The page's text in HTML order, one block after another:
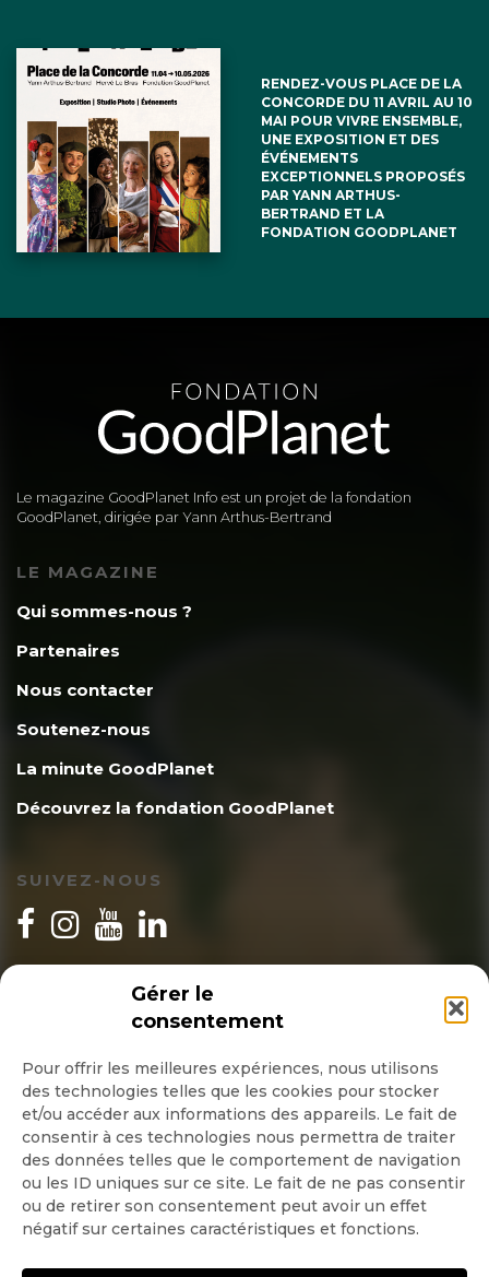
Gérer le
consentement
Pour offrir les meilleures expériences, nous utilisons
des technologies telles que les cookies pour stocker
et/ou accéder aux informations des appareils. Le fait de
consentir à ces technologies nous permettra de traiter
des données telles que le comportement de navigation
ou les ID uniques sur ce site. Le fait de ne pas consentir
ou de retirer son consentement peut avoir un effet
négatif sur certaines caractéristiques et fonctions.
RENDEZ-VOUS PLACE DE LA
CONCORDE DU 11 AVRIL AU 10
MAI POUR VIVRE ENSEMBLE,
UNE EXPOSITION ET DES
ÉVÉNEMENTS
EXCEPTIONNELS PROPOSÉS
PAR YANN ARTHUS-
BERTRAND ET LA
FONDATION GOODPLANET
Le magazine GoodPlanet Info est un projet de la fondation
GoodPlanet, dirigée par Yann Arthus-Bertrand
LE MAGAZINE
Qui sommes-nous ?
Partenaires
Nous contacter
Soutenez-nous
La minute GoodPlanet
Découvrez la fondation GoodPlanet
SUIVEZ-NOUS
INSCRIPTION NEWSLETTER
Quotidienne
Hebdo
OK